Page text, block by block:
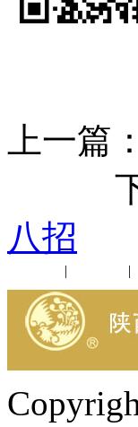
上一篇：
下
八招
| |